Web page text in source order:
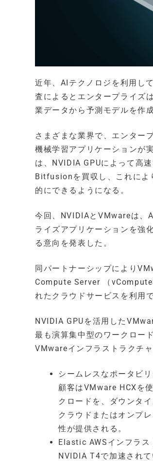
近年、AIテクノロジを利用し
査によるとエンタープライズ
業データから予測モデルを作
さまざまな業界で、エンター
機械学習アプリケーションが
は、NVIDIA GPUによって高
Bitfusionを買収し、これによ
的にできるようになる。
今回、NVIDIAとVMwareは、
ライズアプリケーションを強
る意向を発表した。
同パートナーシップにより
Compute Server （
れたクラウドサービスを利用
NVIDIA GPUを活用した
最も演算集中型のワークロー
VMwareインフラストラクチ
シームレスなポータビリ
顧客はVMware HCXを
クロードを、ダウンタ
クラウドまたはオンプ
性が提供される。
Elastic AWSインフラス
NVIDIA T4で加速され